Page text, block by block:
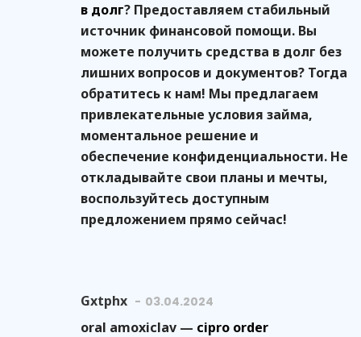
в долг? Предоставляем стабильный
источник финансовой помощи. Вы
можете получить средства в долг без
лишних вопросов и документов? Тогда
обратитесь к нам! Мы предлагаем
привлекательные условия займа,
моментальное решение и
обеспечение конфиденциальности. Не
откладывайте свои планы и мечты,
воспользуйтесь доступным
предложением прямо сейчас!
Gxtphx 03.04.2024
oral amoxiclav — cipro order